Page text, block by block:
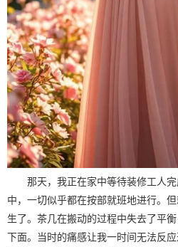
那天，我正在家中等待装修工人
中，一切似乎都在按部就班地进行。
生了。茶几在搬动的过程中失去了平
下面。当时的痛感让我一时间无法反